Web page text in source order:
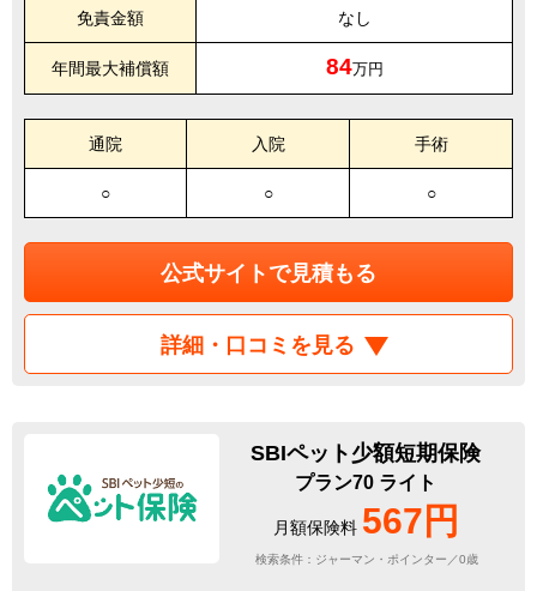
免責金額 なし
年間最大補償額 84万円
通院 入院 手術
○ ○ ○
公式サイトで見積もる
詳細・口コミを見る
SBIペット少額短期保険
プラン70 ライト
月額保険料 567円
検索条件：ジャーマン・ポインター／0歳